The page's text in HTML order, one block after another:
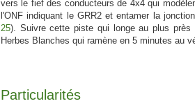
vers le fief des conducteurs de 4x4 qui
l'ONF indiquant le GRR2 et entamer la
25). Suivre cette piste qui longe au plus
Herbes Blanches qui ramène en 5 minutes au
Particularités